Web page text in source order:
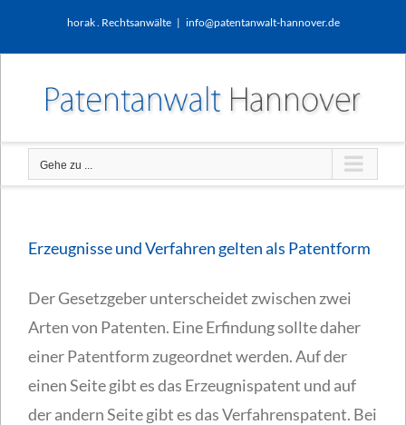
horak . Rechtsanwälte | info@patentanwalt-hannover.de
Gehe zu ...
Erzeugnisse und Verfahren gelten als Patentform
Der Gesetzgeber unterscheidet zwischen zwei
Arten von Patenten. Eine Erfindung sollte daher
einer Patentform zugeordnet werden. Auf der
einen Seite gibt es das Erzeugnispatent und auf
der andern Seite gibt es das Verfahrenspatent. Bei